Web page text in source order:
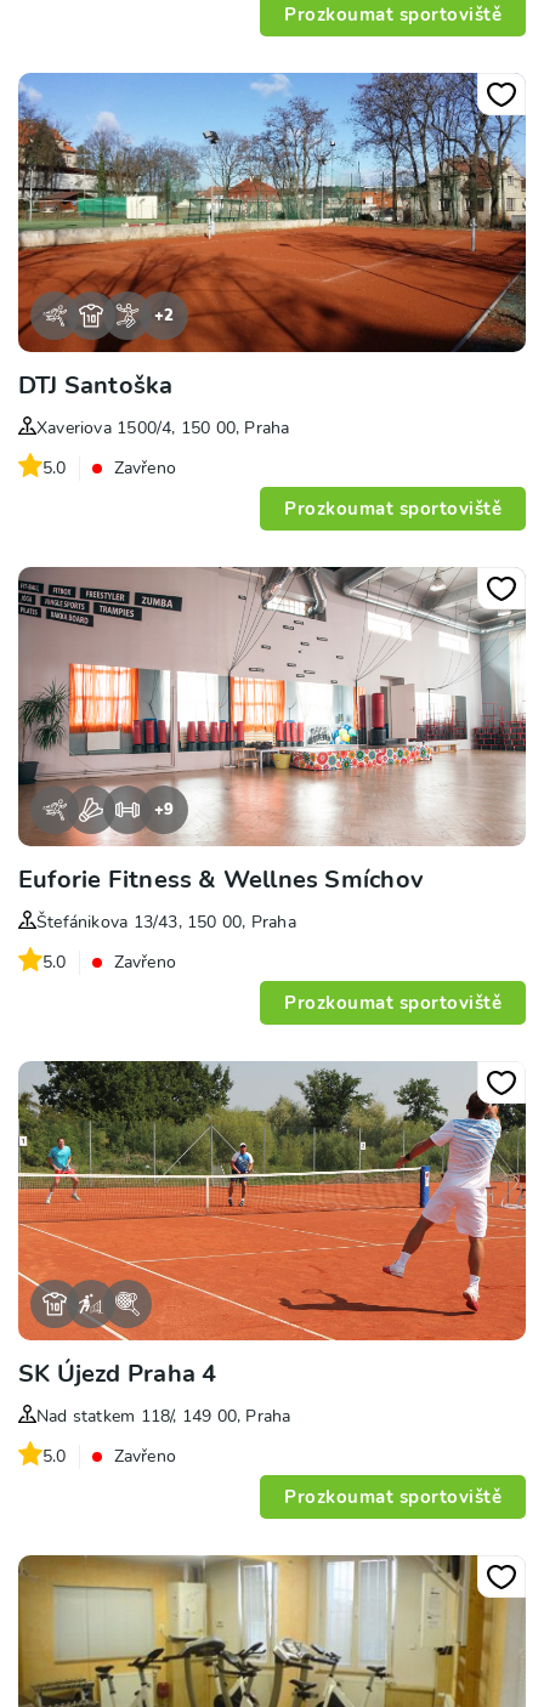
Prozkoumat sportoviště
+2
DTJ Santoška
Xaveriova 1500/4, 150 00, Praha
5.0
Zavřeno
Prozkoumat sportoviště
+9
Euforie Fitness & Wellnes Smíchov
Štefánikova 13/43, 150 00, Praha
5.0
Zavřeno
Prozkoumat sportoviště
SK Újezd Praha 4
Nad statkem 118/, 149 00, Praha
5.0
Zavřeno
Prozkoumat sportoviště